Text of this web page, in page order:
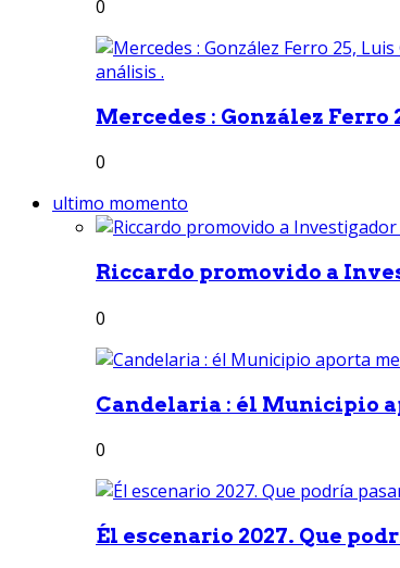
0
Mercedes : González Ferro
0
ultimo momento
Riccardo promovido a
0
Candelaria : él Municipio
0
Él escenario 2027. Que